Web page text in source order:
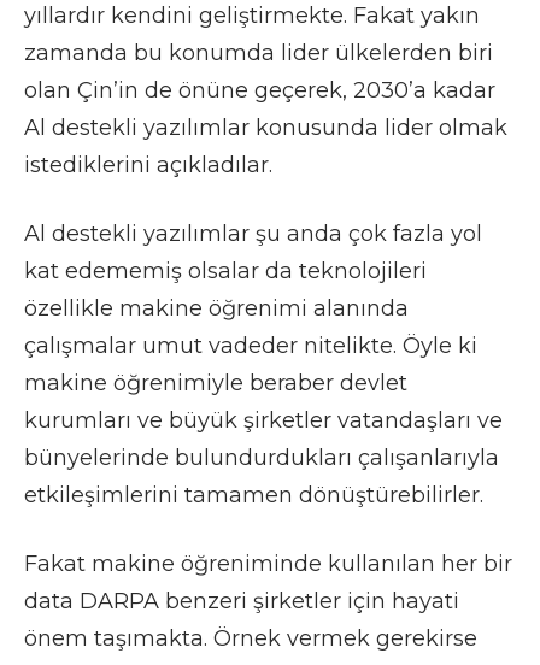
yıllardır kendini geliştirmekte. Fakat yakın
zamanda bu konumda lider ülkelerden biri
olan Çin’in de önüne geçerek, 2030’a kadar
Al destekli yazılımlar konusunda lider olmak
istediklerini açıkladılar.
Al destekli yazılımlar şu anda çok fazla yol
kat edememiş olsalar da teknolojileri
özellikle makine öğrenimi alanında
çalışmalar umut vadeder nitelikte. Öyle ki
makine öğrenimiyle beraber devlet
kurumları ve büyük şirketler vatandaşları ve
bünyelerinde bulundurdukları çalışanlarıyla
etkileşimlerini tamamen dönüştürebilirler.
Fakat makine öğreniminde kullanılan her bir
data DARPA benzeri şirketler için hayati
önem taşımakta. Örnek vermek gerekirse